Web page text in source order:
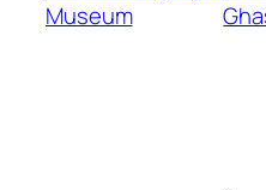
Museum